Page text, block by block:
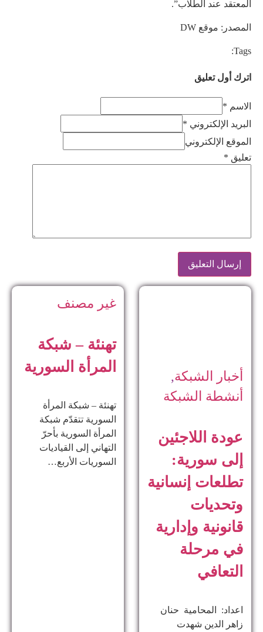
المعتقد عند الطلاب”.
المصدر: موقع DW
Tags:
اترك أول تعليق
الاسم *
البريد الإلكتروني *
الموقع الإلكتروني
تعليق *
أخبار الشبكة,
أنشطة الشبكة
عودة اللاجئين
إلى سورية:
تطلعات إنسانية
وتحديات
قانونية وإدارية
في مرحلة
التعافي
اعداد: المحامية حنان
زاهر الدين ​شهدت
غير مصنف
تهنئة – شبكة
المرأة السورية
تهنئة – شبكة المرأة
السورية تتقدّم شبكة
المرأة السورية بأحرّ
التهاني إلى القياديات
السوريات الأربع…